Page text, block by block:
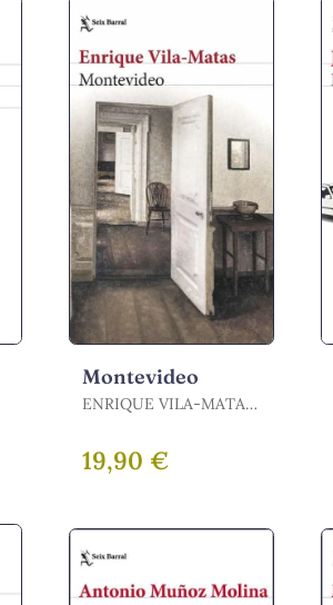
Montevideo
ENRIQUE VILA-MATAS
19,90 €